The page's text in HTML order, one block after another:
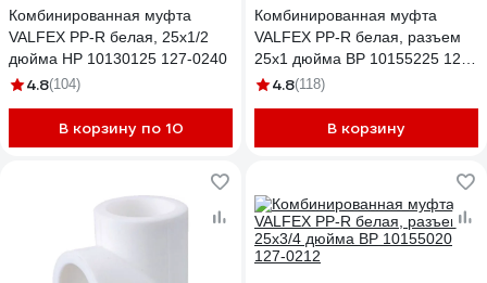
Комбинированная муфта
VALFEX PP-R белая, 25х1/2
дюйма НР 10130125 127-0240
4.8(104)
В корзину по 10
Комбинированная муфта
VALFEX PP-R белая, разъем
25х1 дюйма ВР 10155225 127-
0213
4.8(118)
В корзину